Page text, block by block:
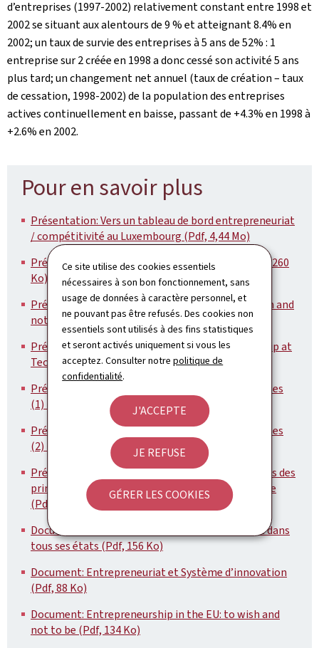
Ce site utilise des cookies essentiels
nécessaires à son bon fonctionnement, sans
usage de données à caractère personnel, et
ne pouvant pas être refusés. Des cookies non
essentiels sont utilisés à des fins statistiques
et seront activés uniquement si vous les
acceptez. Consulter notrepolitique de
confidentialité.
J'ACCEPTE
JE REFUSE
GÉRER LES COOKIES
d’entreprises (1997-2002) relativement constant entre 1998 et
2002 se situant aux alentours de 9 % et atteignant 8.4% en
2002; un taux de survie des entreprises à 5 ans de 52% : 1
entreprise sur 2 créée en 1998 a donc cessé son activité 5 ans
plus tard; un changement net annuel (taux de création – taux
de cessation, 1998-2002) de la population des entreprises
actives continuellement en baisse, passant de +4.3% en 1998 à
+2.6% en 2002.
Pour en savoir plus
Présentation: Vers un tableau de bord entrepreneuriat
/ compétitivité au Luxembourg (Pdf, 4,44 Mo)
Présentation: Démographie des entreprises (Pdf, 260
Ko)
Présentation: Entrepreneurship in the EU: to wish and
not to be (Pdf, 297 Ko)
Présentation: Technology-based entrepreneurship at
Technoport (Pdf, 378 Ko)
Présentation: Les facteurs de succès des entreprises
(1) (Pdf, 753 Ko)
Présentation: Les facteurs de succès des entreprises
(2) (Pdf, 1,12 Mo)
Présentation: Caractéristiques socio-économiques des
primo-créateurs d’entreprise : le cas de la Wallonie
(Pdf, 529 Ko)
Document: Statnews 60/2005: L entrepreneuriat dans
tous ses états (Pdf, 156 Ko)
Document: Entrepreneuriat et Système d’innovation
(Pdf, 88 Ko)
Document: Entrepreneurship in the EU: to wish and
not to be (Pdf, 134 Ko)